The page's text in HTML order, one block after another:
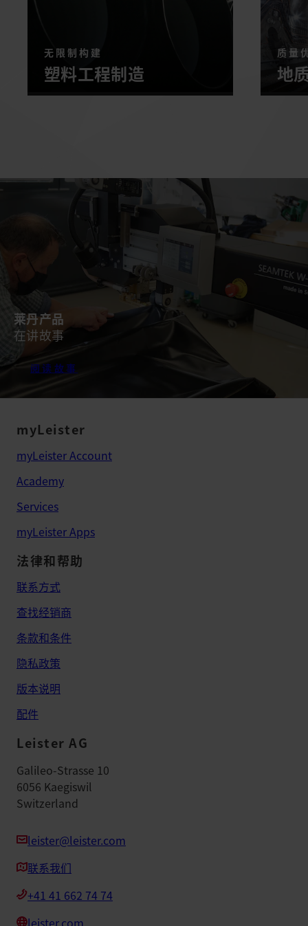
无限制构建
塑料工程制造
质量
地
莱丹产品
在讲故事
阅读故事
myLeister
myLeister Account
Academy
Services
myLeister Apps
法律和帮助
联系方式
查找经销商
条款和条件
隐私政策
版本说明
配件
Leister AG
Galileo-Strasse 10
6056 Kaegiswil
Switzerland
leister@leister.com
联系我们
+41 41 662 74 74
leister.com